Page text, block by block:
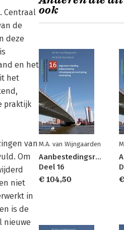
Centraal
de
deze
en het
het
praktijk
van
Om
niet
in
is de
nieuwe
ook
M.A. van Wijngaarden
Aanbestedingsrecht
Deel 16
€ 104,50